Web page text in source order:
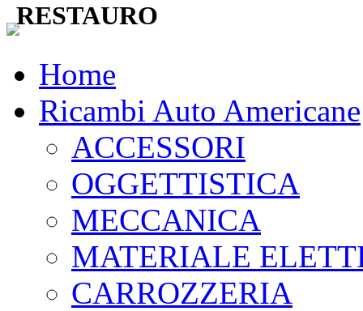
Home
Ricambi Auto Americane
ACCESSORI
OGGETTISTICA
MECCANICA
MATERIALE
CARROZZERIA
RESTAURO